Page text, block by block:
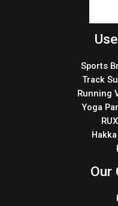
Sports
Track
Running
Yoga
Our